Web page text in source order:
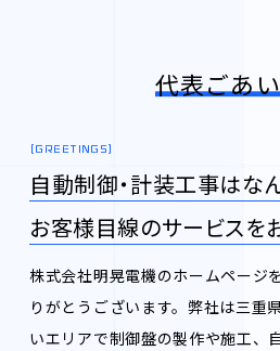
代表ごあ
(GREETINGS)
自動制御・計装工事はな
お客様目線のサービスを
株式会社明晃電機のホームページ
りがとうございます。弊社は三重
いエリアで制御盤の製作や施工、